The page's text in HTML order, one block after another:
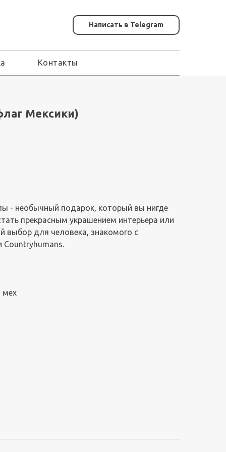
Написать в Telegram
Контакты
Мексики)
- необычный подарок, который вы нигде
прекрасным украшением интерьера или
выбор для человека, знакомого с
Countryhumans.
мех